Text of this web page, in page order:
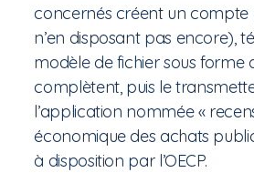
concernés créent un compte
n’en disposant pas encore),
modèle de fichier sous forme
complètent, puis le
l’application nommée «
économique des achats
à disposition par l’OECP.